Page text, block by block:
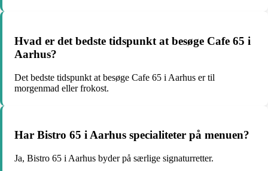
Hvad er det bedste tidspunkt at besøge Cafe 65 i
Aarhus?
Det bedste tidspunkt at besøge Cafe 65 i Aarhus er til
morgenmad eller frokost.
Har Bistro 65 i Aarhus specialiteter på menuen?
Ja, Bistro 65 i Aarhus byder på særlige signaturretter.